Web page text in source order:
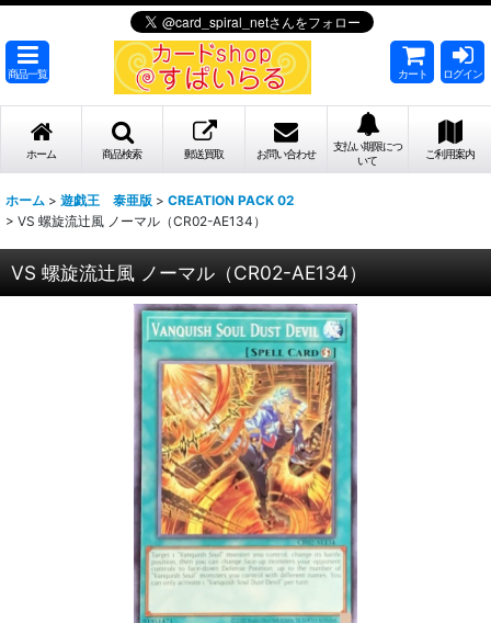
商品一覧 カート ログイン
ホーム 商品検索 郵送買取 お問い合わせ
支払い期限につ
いて
ご利用案内
ホーム > 遊戯王 泰亜版 > CREATION PACK 02
> VS 螺旋流辻風 ノーマル（CR02-AE134）
VS 螺旋流辻風 ノーマル（CR02-AE134）